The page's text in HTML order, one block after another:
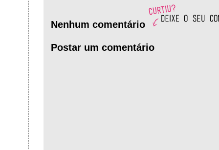
Nenhum comentário
Postar um comentário